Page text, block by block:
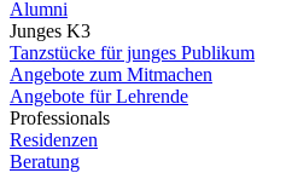
Alumni
Junges K3
Tanzstücke für junges Publikum
Angebote zum Mitmachen
Angebote für Lehrende
Professionals
Residenzen
Beratung